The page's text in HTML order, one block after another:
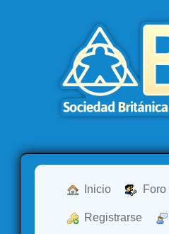
Inicio Foro
Registrarse